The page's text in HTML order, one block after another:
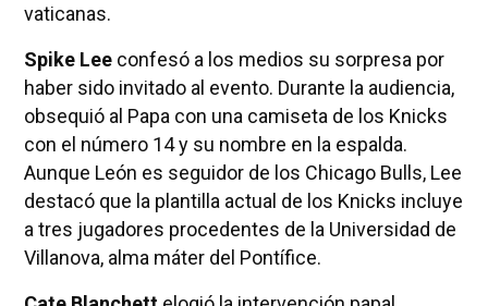
vaticanas.
Spike Leeconfesó a los medios su sorpresa por
haber sido invitado al evento. Durante la audiencia,
obsequió al Papa con una camiseta de los Knicks
con el número 14 y su nombre en la espalda.
Aunque León es seguidor de los Chicago Bulls, Lee
destacó que la plantilla actual de los Knicks incluye
a tres jugadores procedentes de la Universidad de
Villanova, alma máter del Pontífice.